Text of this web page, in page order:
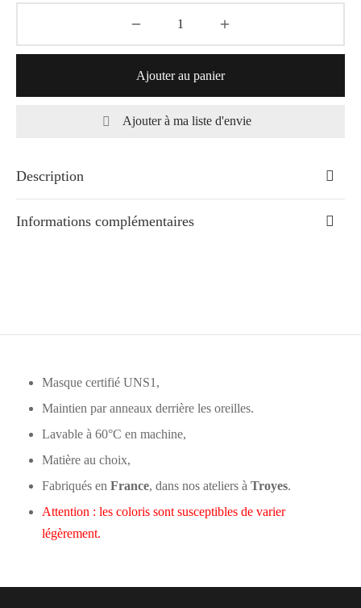
Ajouter au panier
Ajouter à ma liste d'envie
Description
Informations complémentaires
Masque certifié UNS1,
Maintien par anneaux derrière les oreilles.
Lavable à 60°C en machine,
Matière au choix,
Fabriqués en France, dans nos ateliers à Troyes.
Attention : les coloris sont susceptibles de varier
légèrement.